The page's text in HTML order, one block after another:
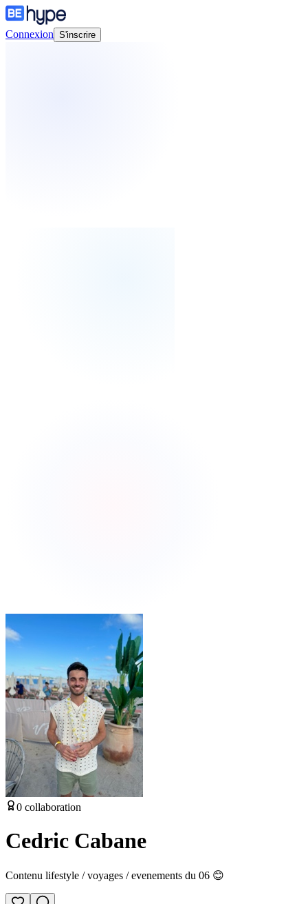
Connexion S'inscrire
0 collaboration
Cedric Cabane
Contenu lifestyle / voyages / evenements du 06 😊